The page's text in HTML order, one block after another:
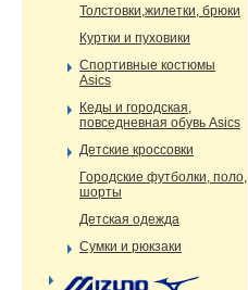
Толстовки,жилетки, брюки
Куртки и пуховики
Спортивные костюмы
Asics
Кеды и городская,
повседневная обувь Asics
Детские кроссовки
Городские футболки, поло,
шорты
Детская одежда
Сумки и рюкзаки